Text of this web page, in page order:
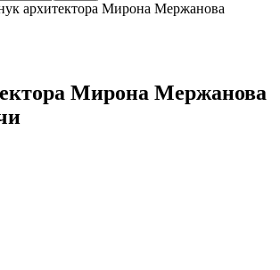
архитектора Мирона Мержанова
Мирона Мержанова